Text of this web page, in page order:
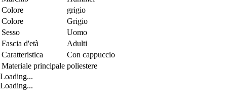
Colore
grigio
Colore
Grigio
Sesso
Uomo
Fascia d'età
Adulti
Caratteristica
Con cappuccio
Materiale principale poliestere
Loading...
Loading...